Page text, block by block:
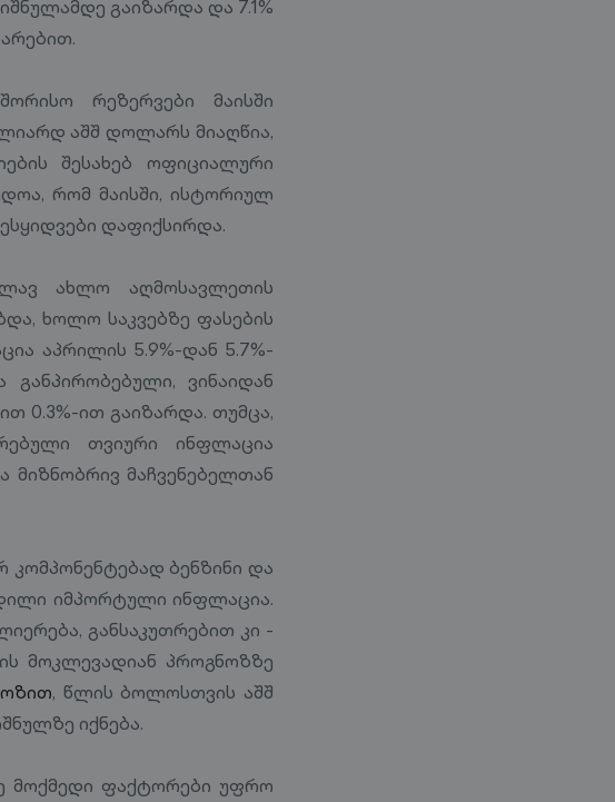
გაიზარდა და 7.1%
რეზერვები მაისში
აშშ დოლარს მიაღწია,
შესახებ ოფიციალური
რომ მაისში, ისტორიულ
დაფიქსირდა.
ახლო აღმოსავლეთის
ხოლო საკვებზე ფასების
აპრილის 5.9%-დან 5.7%-
ვინაიდან
0.3%-ით გაიზარდა. თუმცა,
თვიური ინფლაცია
მაჩვენებელთან
ბენზინი და
იმპორტული ინფლაცია.
განსაკუთრებით კი -
მოკლევადიან პროგნოზზე
, წლის ბოლოსთვის აშშ
იქნება.
მოქმედი ფაქტორები უფრო